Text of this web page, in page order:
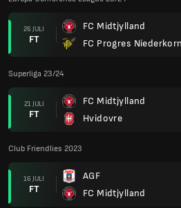
26 JULI
FT
FC Midtjylland
FC Progres Niederkorn
Superliga 23/24
21 JULI
FT
FC Midtjylland
Hvidovre
Club Friendlies 2023
16 JULI
FT
AGF
FC Midtjylland